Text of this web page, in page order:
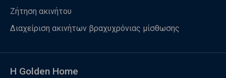
Ζήτηση ακινήτου
Διαχείριση ακινήτων βραχυχρόνιας μίσθωσης
Η Golden Home